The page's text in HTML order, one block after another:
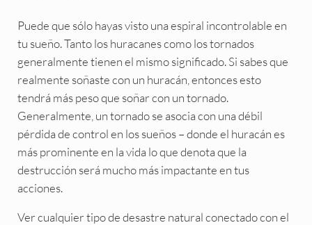
Puede que sólo hayas visto una espiral incontrolable en
tu sueño. Tanto los huracanes como los tornados
generalmente tienen el mismo significado. Si sabes que
realmente soñaste con un huracán, entonces esto
tendrá más peso que soñar con un tornado.
Generalmente, un tornado se asocia con una débil
pérdida de control en los sueños – donde el huracán es
más prominente en la vida lo que denota que la
destrucción será mucho más impactante en tus
acciones.
Ver cualquier tipo de desastre natural conectado con el